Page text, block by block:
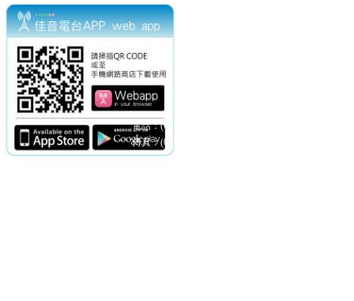
電話：(02)2369-9050
傳真：(02)2362-7816